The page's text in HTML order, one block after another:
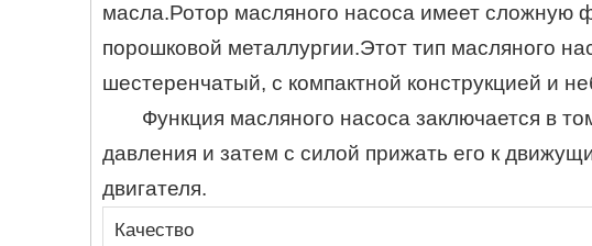
масла.Ротор масляного насоса имеет сложную
порошковой металлургии.Этот тип масляного
шестеренчатый, с компактной конструкцией и
Функция масляного насоса заключается в
давления и затем с силой прижать его к
двигателя.
Качество